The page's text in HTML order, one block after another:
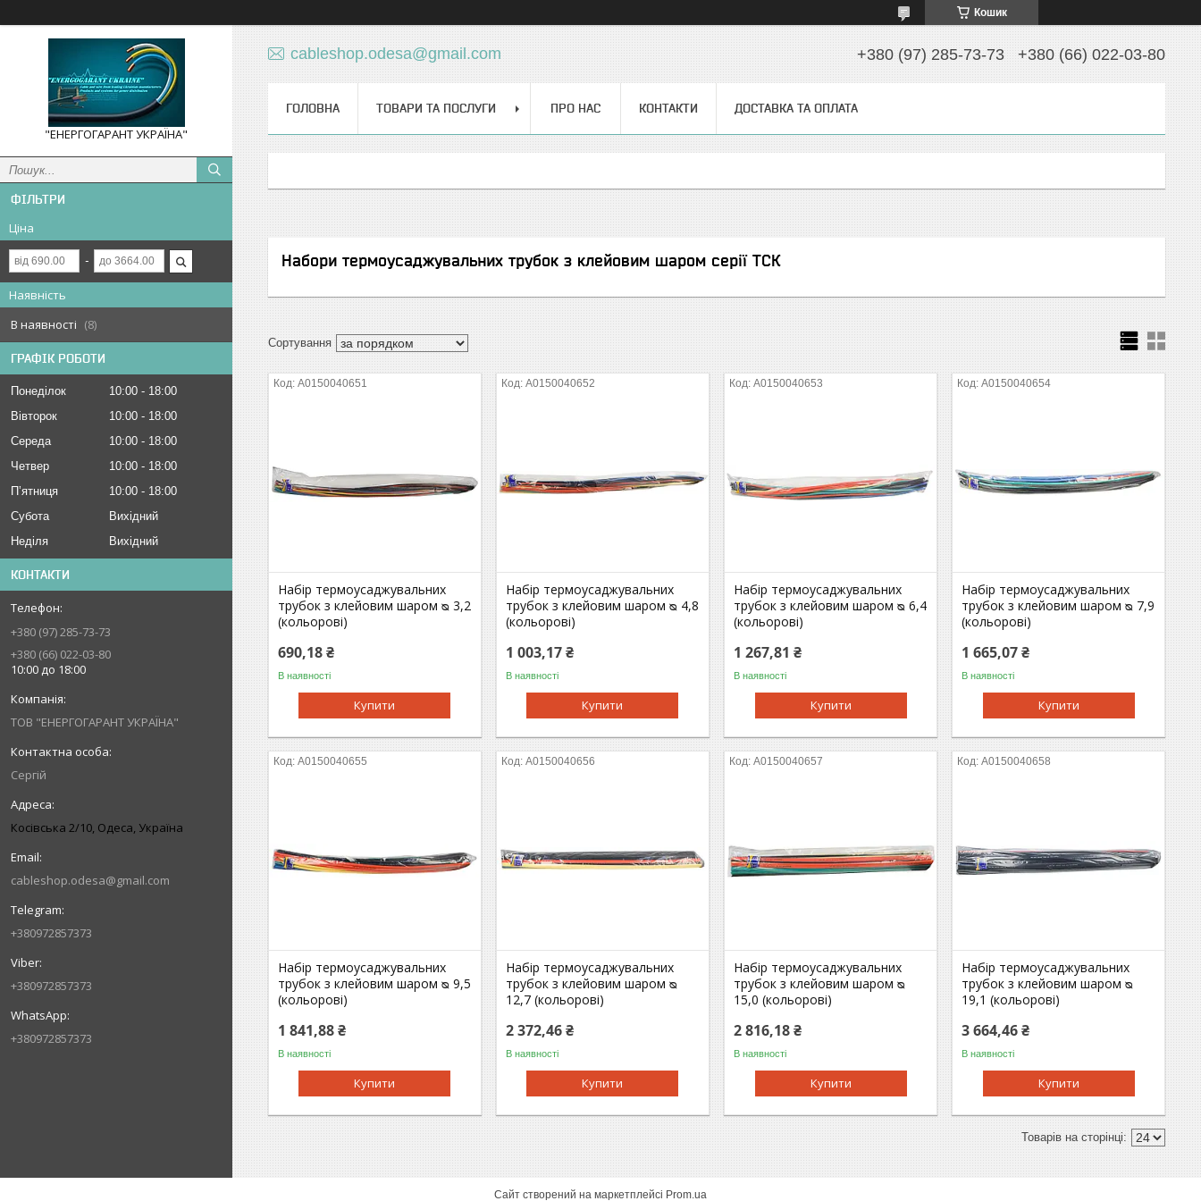
Кошик
"ЕНЕРГОГАРАНТ УКРАЇНА"
ФІЛЬТРИ
Ціна
Наявність
В наявності
8
ГРАФІК РОБОТИ
Понеділок 10:00
18:00
Вівторок
10:00
18:00
Середа
10:00
18:00
Четвер
10:00
18:00
Пʼятниця
10:00
18:00
Субота
Вихідний
Неділя
Вихідний
КОНТАКТИ
+380 (97) 285-73-73
+380 (66) 022-03-80
10:00 до 18:00
ТОВ "ЕНЕРГОГАРАНТ УКРАЇНА"
Сергій
Косівська 2/10, Одеса, Україна
cableshop.odesa@gmail.com
+380972857373
+380972857373
+380972857373
cableshop.odesa@gmail.com +380 (97) 285-73-73 +380 (66) 022-03-80
ГОЛОВНА ТОВАРИ ТА ПОСЛУГИ ПРО НАС КОНТАКТИ ДОСТАВКА ТА ОПЛАТА
Набори термоусаджувальних трубок з клейовим шаром серії ТСК
A0150040651
Набір термоусаджувальних
трубок з клейовим шаром ᴓ 3,2
(кольорові)
690,18 ₴
В наявності
Купити
A0150040652
Набір термоусаджувальних
трубок з клейовим шаром ᴓ 4,8
(кольорові)
1 003,17 ₴
В наявності
Купити
A0150040653
Набір термоусаджувальних
трубок з клейовим шаром ᴓ 6,4
(кольорові)
1 267,81 ₴
В наявності
Купити
A0150040654
Набір термоусаджувальних
трубок з клейовим шаром ᴓ 7,9
(кольорові)
1 665,07 ₴
В наявності
Купити
A0150040655
Набір термоусаджувальних
трубок з клейовим шаром ᴓ 9,5
(кольорові)
1 841,88 ₴
В наявності
Купити
A0150040656
Набір термоусаджувальних
трубок з клейовим шаром ᴓ
12,7 (кольорові)
2 372,46 ₴
В наявності
Купити
A0150040657
Набір термоусаджувальних
трубок з клейовим шаром ᴓ
15,0 (кольорові)
2 816,18 ₴
В наявності
Купити
A0150040658
Набір термоусаджувальних
трубок з клейовим шаром ᴓ
19,1 (кольорові)
3 664,46 ₴
В наявності
Купити
Сайт створений на маркетплейсі Prom.ua